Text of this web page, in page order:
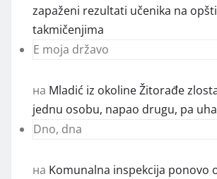
zapaženi rezultati učenika na
takmičenjima
E moja državo
на Mladić iz okoline Žitorađe
jednu osobu, napao drugu, pa
Dno, dna
на Komunalna inspekcija ponovo